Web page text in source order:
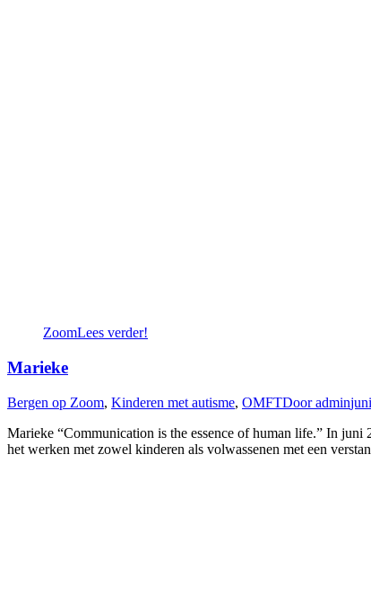
ZoomLees verder!
Marieke
Bergen op Zoom, Kinderen met autisme, OMFTDooradmin
Marieke “Communication is the essence of human life.” In
het werken met zowel kinderen als volwassenen met een